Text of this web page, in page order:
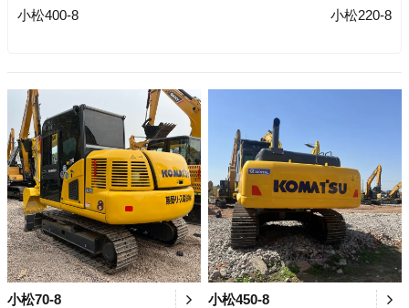
小松400-8
小松220-8
小松70-8 小松450-8